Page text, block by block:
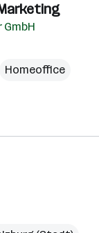
GmbH
Homeoffice